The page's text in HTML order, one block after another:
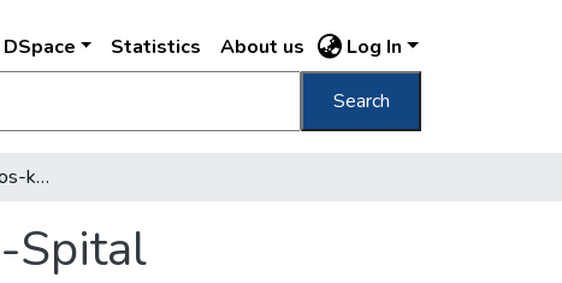
Statistics About us Log In
Search
Budapest Uj Szent János-kórház : Johannis-Spital
Spital